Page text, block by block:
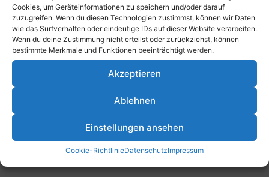
Cookies, um Geräteinformationen zu speichern und/oder darauf
zuzugreifen. Wenn du diesen Technologien zustimmst, können wir Daten
wie das Surfverhalten oder eindeutige IDs auf dieser Website verarbeiten.
Wenn du deine Zustimmung nicht erteilst oder zurückziehst, können
bestimmte Merkmale und Funktionen beeinträchtigt werden.
Akzeptieren
Ablehnen
Einstellungen ansehen
Cookie-RichtlinieDatenschutzImpressum
22 Mitgliederversammlung Hockeyabteilung
SA.
23 wU14 Oberliga TFC Ludwigshafen – HCS
23. August 2025 @ 13:00-15:00
Parkstraße 43, 67061 Ludwigshafen am Rhein, Deutschland
mU12 Oberliga TFC Ludwigshafen – TG
Worms